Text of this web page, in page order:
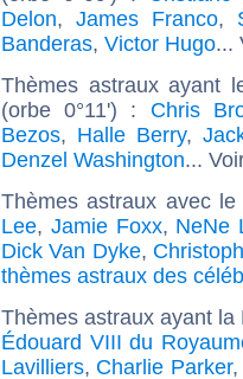
Delon, James Franco,
Banderas, Victor Hugo...
Thèmes astraux ayant
(orbe 0°11') : Chris
Bezos, Halle Berry,
Denzel Washington...
Thèmes astraux avec
Lee, Jamie Foxx, NeNe
Dick Van Dyke,
thèmes astraux des
Thèmes astraux ayant
Édouard VIII du
Lavilliers, Charlie Parker,